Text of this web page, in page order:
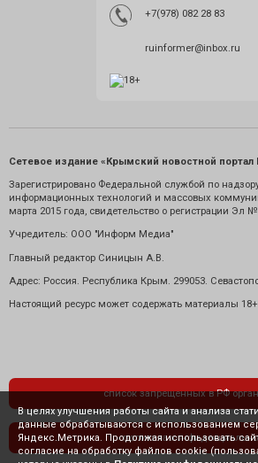
+7(978) 082 28 83
ruinformer@inbox.ru
Сетевое издание «Крымский новостной портал
Зарегистрировано Федеральной службой по
информационных технологий и массовых
марта 2015 года, свидетельство о регистрации Эл
Учредитель: ООО "Информ Медиа"
Главный редактор Синицын А.В.
Адрес: Россия. Республика Крым. 299053.
Настоящий ресурс может содержать материалы 18+
список запрещенных в РФ
политика
В целях улучшения работы сайта и анализа
данные обрабатываются с использованием
Яндекс.Метрика. Продолжая использовать
согласие на обработку файлов cookie